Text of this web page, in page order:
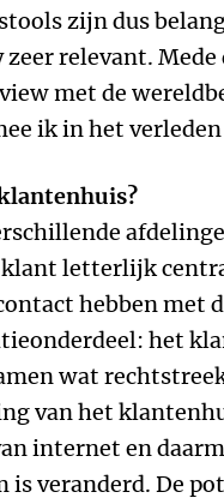
zijn dus
relevant.
met de
ik in het
letterlijk
hebben met
het
wat
van het
internet en
is veranderd. De